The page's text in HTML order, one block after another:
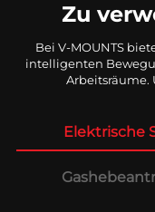
Zu
Bei V-MOUNTS
intelligenten
Arbeitsräume.
Elektrische